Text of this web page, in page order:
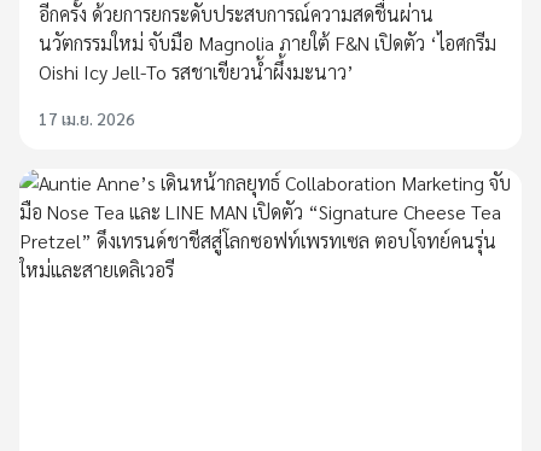
อีกครั้ง ด้วยการยกระดับประสบการณ์ความสดชื่นผ่าน
นวัตกรรมใหม่ จับมือ Magnolia ภายใต้ F&N เปิดตัว ‘ไอศกรีม
Oishi Icy Jell-To รสชาเขียวน้ำผึ้งมะนาว’
17 เม.ย. 2026